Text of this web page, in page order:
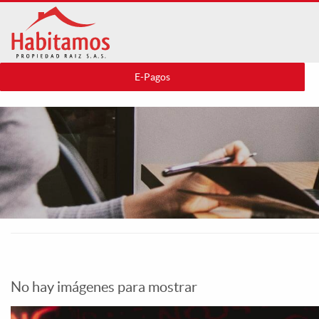
contenido
principal
E-Pagos
No hay imágenes para mostrar